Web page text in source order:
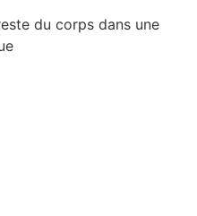
du corps dans une